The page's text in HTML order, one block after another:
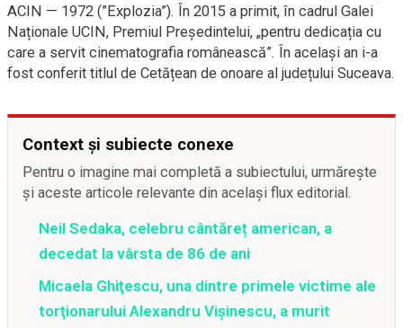
ACIN — 1972 (”Explozia”). În 2015 a primit, în cadrul Galei
Naționale UCIN, Premiul Președintelui, „pentru dedicația cu
care a servit cinematografia românească”. În același an i-a
fost conferit titlul de Cetățean de onoare al județului Suceava.
Context și subiecte conexe
Pentru o imagine mai completă a subiectului, urmărește
și aceste articole relevante din același flux editorial.
Neil Sedaka, celebru cântăreț american, a
decedat la vârsta de 86 de ani
Micaela Ghiţescu, una dintre primele victime ale
torţionarului Alexandru Vişinescu, a murit